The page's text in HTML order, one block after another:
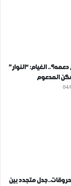
الغيام: “النوار”
المدعوم
متجدد بين